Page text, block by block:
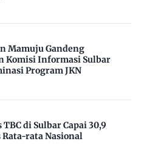
Mamuju Gandeng
Komisi Informasi Sulbar
Program JKN
di Sulbar Capai 30,9
Rata-rata Nasional